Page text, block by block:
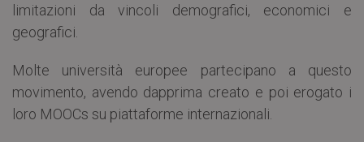
limitazioni da vincoli demografici, economici e
geografici.
Molte università europee partecipano a questo
movimento, avendo dapprima creato e poi erogato i
loro MOOCs su piattaforme internazionali.